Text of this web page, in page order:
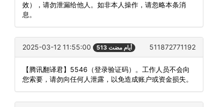
效），请勿泄漏给他人。如非本人操作，请忽略本条消
息。
2025-03-12 11:55:00 513 أيام مضت 511872771192
【腾讯翻译君】5546（登录验证码）。工作人员不会向
您索要，请勿向任何人泄露，以免造成账户或资金损失。